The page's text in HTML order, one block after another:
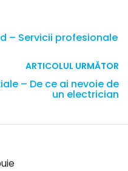
– Servicii profesionale
ARTICOLUL URMĂTOR
– De ce ai nevoie de
un electrician